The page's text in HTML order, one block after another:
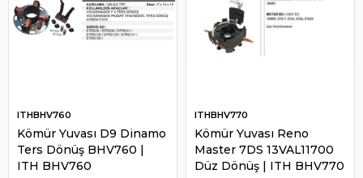
Kömür Yuvası D9 Dinamo
Ters Dönüş BHV760 |
ITH BHV760
ITHBHV760
Kömür Yuvası Reno
Master 7DS 13VAL11700
Düz Dönüş | ITH BHV770
ITHBHV770